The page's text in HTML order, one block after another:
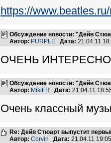
https://
Обсуждение новости: "Дейв
Автор: PURPLE Дата: 21.04.11
ОЧЕНЬ
Обсуждение новости: "Дейв
Автор: MikiFR Дата: 21.04.11
Очень классный
Re: Дейв Стюарт выпустит
Автор: Corvin Дата: 21.04.11